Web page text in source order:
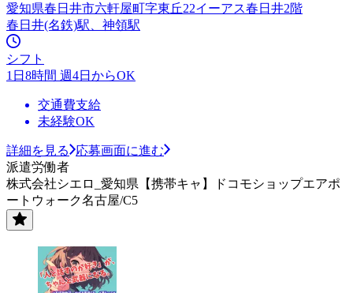
愛知県春日井市六軒屋町字東丘22イーアス春日井2階
春日井(名鉄)駅、神領駅
シフト
1日8時間 週4日からOK
交通費支給
未経験OK
詳細を見る
応募画面に進む
派遣労働者
株式会社シエロ_愛知県【携帯キャ】ドコモショップエアポ
ートウォーク名古屋/C5